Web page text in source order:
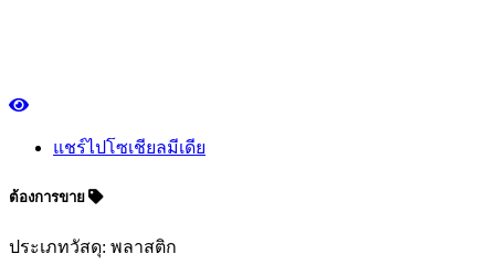
แชร์ไปโซเชียลมีเดีย
ต้องการขาย
ประเภทวัสดุ: พลาสติก